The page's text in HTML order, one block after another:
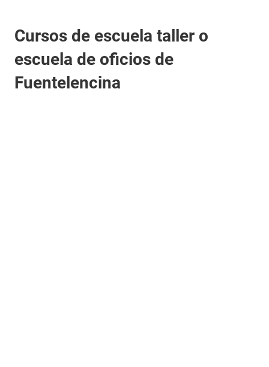
Cursos de escuela taller o
escuela de oficios de
Fuentelencina